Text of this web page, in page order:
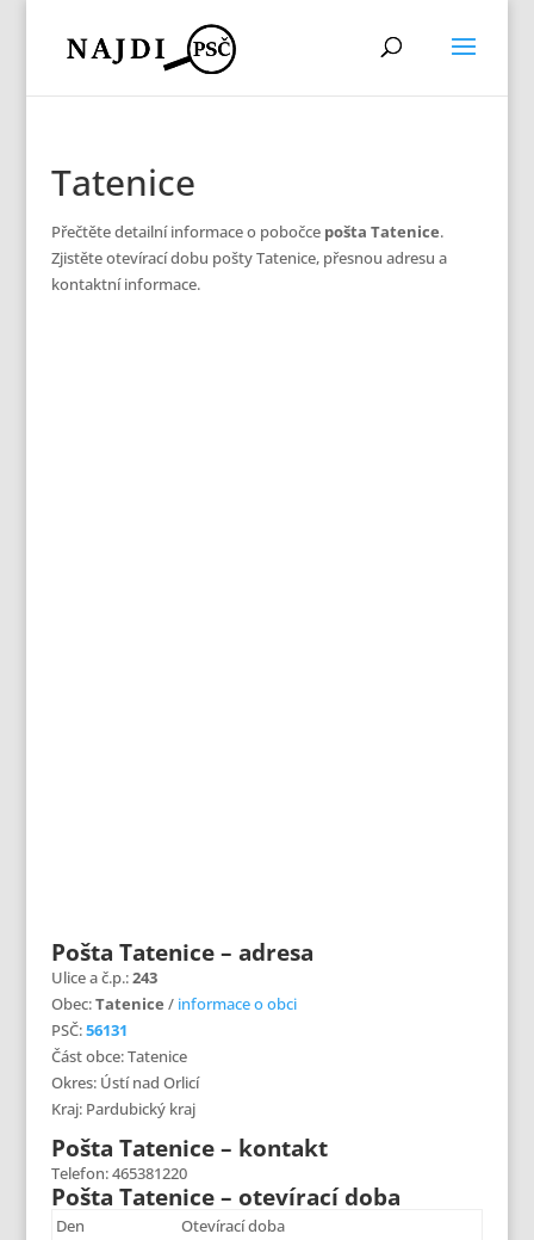
Tatenice
Přečtěte detailní informace o pobočce pošta Tatenice.
Zjistěte otevírací dobu pošty Tatenice, přesnou adresu a
kontaktní informace.
Pošta Tatenice – adresa
Ulice a č.p.:243
Obec:Tatenice / informace o obci
PSČ:56131
Část obce: Tatenice
Okres: Ústí nad Orlicí
Kraj: Pardubický kraj
Pošta Tatenice – kontakt
Telefon: 465381220
Pošta Tatenice – otevírací doba
Den
Otevírací doba